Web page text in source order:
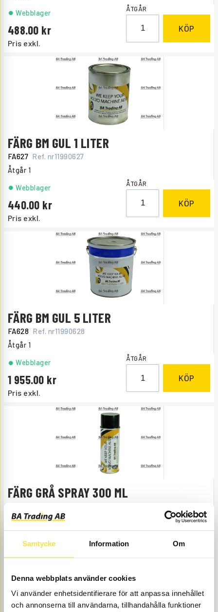
Samtycke Information Om
Denna webbplats använder cookies
Vi använder enhetsidentifierare för att anpassa innehållet
och annonserna till användarna, tillhandahålla funktioner
Pris exkl.
488.00
Webblager ÅTGÅR
KÖP
FÄRG BM GUL 1 LITER
FA627 Ref. nr11990627
Åtgår 1
Pris exkl.
440.00
Webblager ÅTGÅR
KÖP
FÄRG BM GUL 5 LITER
FA628 Ref. nr11990628
Åtgår 1
Pris exkl.
1 955.00
Webblager ÅTGÅR
KÖP
FÄRG GRÅ SPRAY 300 ML
Åtgår1
502.00
ÅTGÅR